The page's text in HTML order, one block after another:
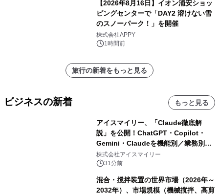
【2026年8月16日】イオン浦安ショッ
ピングセンターで「DAY2 溶けない雪
のスノーパーク！」を開催
株式会社APPY
1時間前
旅行の新着をもっと見る
ビジネスの新着 もっと見る
アイスマイリー、「Claude徹底解
説」を公開！ChatGPT・Copilot・
Gemini・Claudeを機能別／業務別に
比較―自社に合う生成AIの選び方がわ
かる実践ガイド
株式会社アイスマイリー
31分前
混合・撹拌装置の世界市場（2026年～
2032年）、市場規模（機械撹拌、高剪